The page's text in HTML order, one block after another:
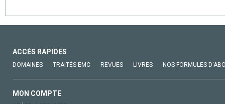
ACCÈS RAPIDES
DOMAINES TRAITÉS EMC REVUES LIVRES NOS FORMULES
MON COMPTE